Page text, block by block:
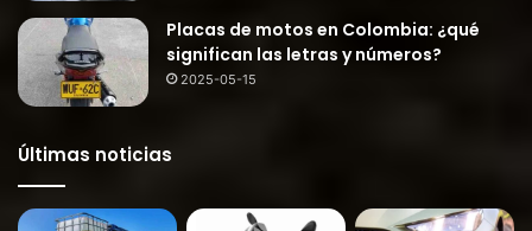
Placas de motos en Colombia: ¿qué
significan las letras y números?
2025-05-15
Últimas noticias